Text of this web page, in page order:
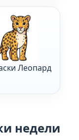
Леопард
недели